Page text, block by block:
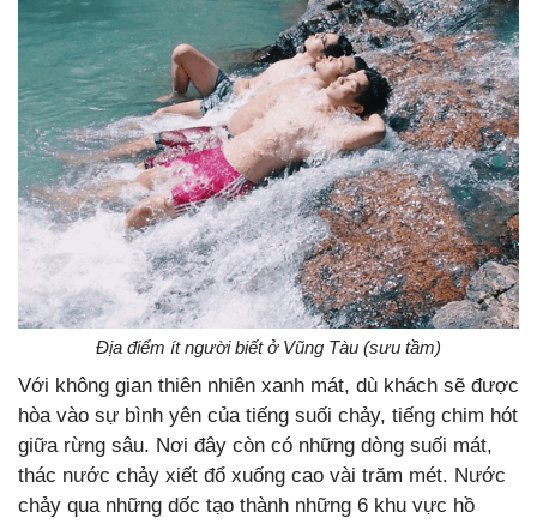
Địa điểm ít người biết ở Vũng Tàu (sưu tầm)
Với không gian thiên nhiên xanh mát, dù khách sẽ được
hòa vào sự bình yên của tiếng suối chảy, tiếng chim hót
giữa rừng sâu. Nơi đây còn có những dòng suối mát,
thác nước chảy xiết đổ xuống cao vài trăm mét. Nước
chảy qua những dốc tạo thành những 6 khu vực hồ